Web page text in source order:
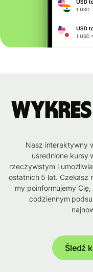
Wykres
Nasz interaktywny
uśrednione kursy
rzeczywistym i
ostatnich 5 lat. Czekasz
my poinformujemy
codziennym
Śledź